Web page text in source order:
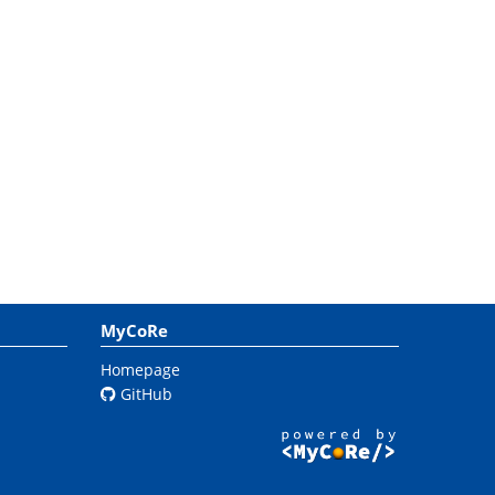
MyCoRe
Homepage
GitHub